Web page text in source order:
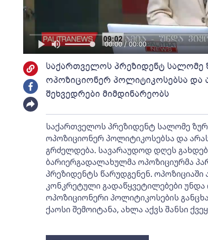
00:00 / 00:00
საქართველოს პრეზიდენტ
ოპოზიციონერ პოლიტიკოსებსა
შეხვედრები მიმდინარეობს
საქართველოს პრეზიდენტ სალომე
ოპოზიციონერ პოლიტიკოსებსა და
გრძელდება. სავარაუდოდ დღეს
ბარიერგადალახულმა ოპოზიციურმა
პრეზიდენტს წარუდგენენ. ოპოზიციაში
კონკრეტული გადაწყვეტილებები
ოპოზიციონერი პოლიტიკოსების
ქაოსი შემოიტანა, ახლა აქვს შანსი